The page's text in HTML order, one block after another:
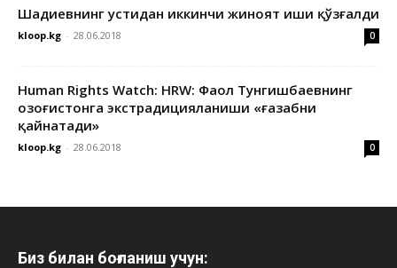
Шадиевнинг устидан иккинчи жиноят иши қўзғалди
kloop.kg - 28.06.2018 0
Human Rights Watch: HRW: Фаол Тунгишбаевнинг
Қозоғистонга экстрадицияланиши «ғазабни
қайнатади»
kloop.kg - 28.06.2018 0
Биз билан боғланиш учун: